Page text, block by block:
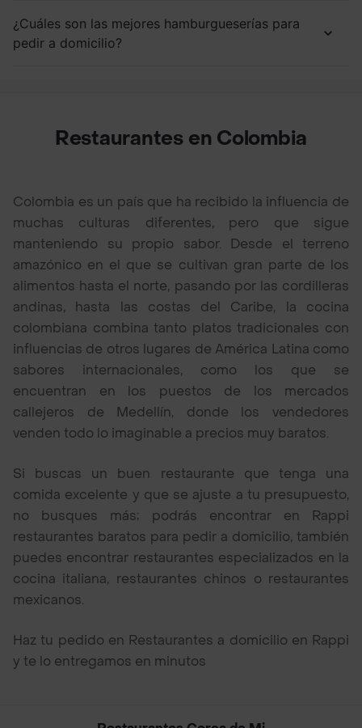
¿Cuáles son las mejores hamburgueserías para
pedir a domicilio?
Restaurantes en Colombia
Colombia es un país que ha recibido la influencia de
muchas culturas diferentes, pero que sigue
manteniendo su propio sabor. Desde el terreno
amazónico en el que se cultivan gran parte de los
alimentos hasta el norte, pasando por las cordilleras
andinas, hasta las costas del Caribe, la cocina
colombiana combina tanto platos tradicionales con
influencias de otros lugares de América Latina como
sabores internacionales, como los que se
encuentran en los puestos de los mercados
callejeros de Medellín, donde los vendedores
venden todo lo imaginable a precios muy baratos.
Si buscas un buen restaurante que tenga una
comida excelente y que se ajuste a tu presupuesto,
no busques más; podrás encontrar en Rappi
restaurantes baratos para pedir a domicilio, también
puedes encontrar restaurantes especializados en la
cocina italiana, restaurantes chinos o restaurantes
mexicanos.
Haz tu pedido en Restaurantes a domicilio en Rappi
y te lo entregamos en minutos